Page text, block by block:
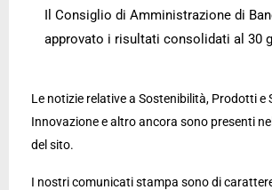
Il Consiglio di Amministrazione di
approvato i risultati consolidati al 30
Le notizie relative a Sostenibilità, Prodotti e
Innovazione e altro ancora sono presenti
del sito.
I nostri comunicati stampa sono di